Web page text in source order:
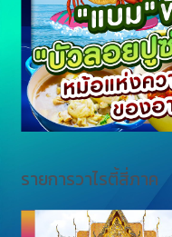
รายการวาไรตี้สี่ภาค